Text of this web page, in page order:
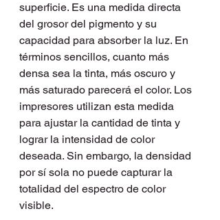
superficie. Es una medida directa
del grosor del pigmento y su
capacidad para absorber la luz. En
términos sencillos, cuanto más
densa sea la tinta, más oscuro y
más saturado parecerá el color. Los
impresores utilizan esta medida
para ajustar la cantidad de tinta y
lograr la intensidad de color
deseada. Sin embargo, la densidad
por sí sola no puede capturar la
totalidad del espectro de color
visible.